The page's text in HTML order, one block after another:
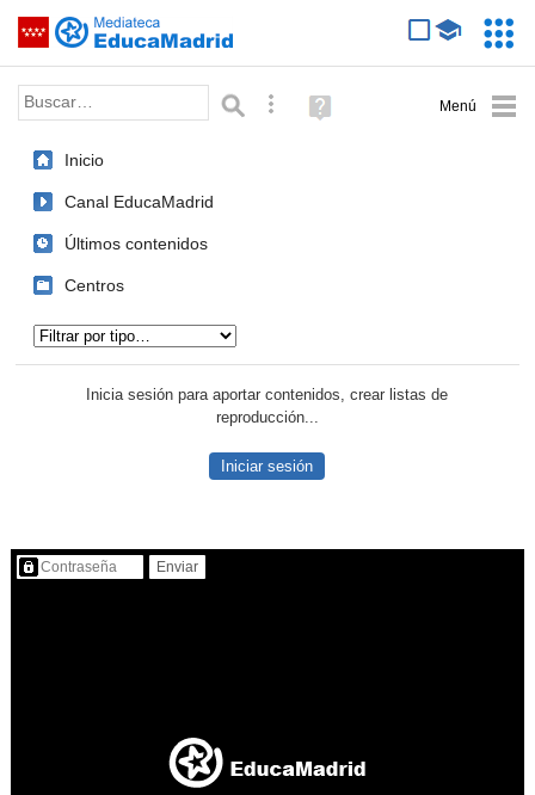
Saltar navegación
Palabra o frase: Búsqueda avanzada
Ayuda
(en
Inicio
Canal EducaMadrid
Últimos contenidos
Centros
Inicia sesión para aportar contenidos, crear listas de
reproducción...
Iniciar sesión
Contenido protegido…